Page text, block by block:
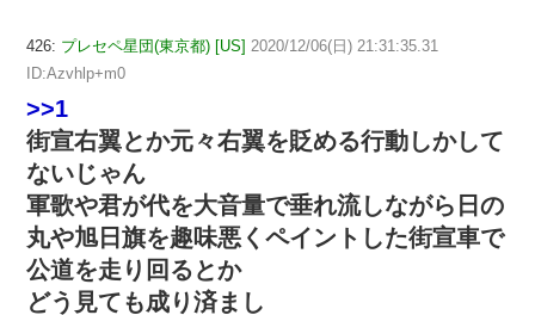
426: プレセペ星団(東京都) [US] 2020/12/06(日) 21:31:35.31
ID:Azvhlp+m0
>>1
街宣右翼とか元々右翼を貶める行動しかして
ないじゃん
軍歌や君が代を大音量で垂れ流しながら日の
丸や旭日旗を趣味悪くペイントした街宣車で
公道を走り回るとか
どう見ても成り済まし